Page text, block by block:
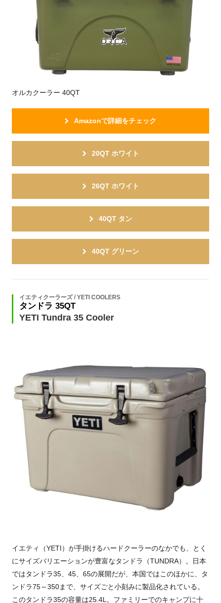
オルカクーラー 40QT
Amazonで詳細をチェック
20QT ホワイト
26QT ホワイト
40QT タン
40QT グリーン
イエティクーラーズ / YETI COOLERS
タンドラ 35QT
YETI Tundra 35 Cooler
イエティ（YETI）が手掛けるハードクーラーのなかでも、とく
にサイズバリエーションが豊富なタンドラ（TUNDRA）。日本
ではタンドラ35、45、65の展開だが、本国ではこのほかに、タ
ンドラ75～350まで、サイズごと小刻みに製品化されている。
このタンドラ35の容量は25.4L。ファミリーでのキャンプに十